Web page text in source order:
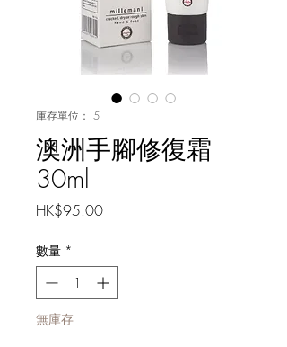
庫存單位： 5
澳洲手腳修復霜
30ml
HK$95.00價
數量 *
無庫存